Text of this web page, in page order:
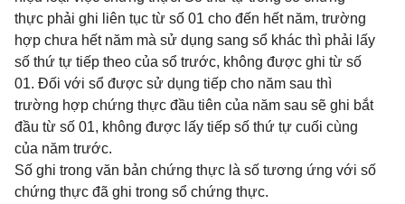
thực phải ghi liên tục từ số 01 cho đến hết năm, trường
hợp chưa hết năm mà sử dụng sang sổ khác thì phải lấy
số thứ tự tiếp theo của sổ trước, không được ghi từ số
01. Đối với sổ được sử dụng tiếp cho năm sau thì
trường hợp chứng thực đầu tiên của năm sau sẽ ghi bắt
đầu từ số 01, không được lấy tiếp số thứ tự cuối cùng
của năm trước.
Số ghi trong văn bản chứng thực là số tương ứng với số
chứng thực đã ghi trong sổ chứng thực.